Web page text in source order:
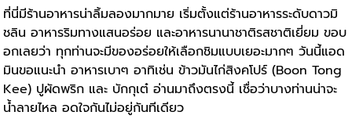
ที่นี่มีร้านอาหารน่าลิ้มลองมากมาย เริ่มตั้งแต่ร้านอาหารระดับดาวมิ
ชลิน อาหารริมทางแสนอร่อย และอาหารนานาชาติรสชาติเยี่ยม ขอบ
อกเลยว่า ทุกท่านจะมีของอร่อยให้เลือกชิมแบบเยอะมากๆ วันนี้แอด
มินขอแนะนำ อาหารเบาๆ อาทิเช่น ข้าวมันไก่สิงคโปร์ (Boon Tong
Kee) ปูผัดพริก และ บักกุเต๋ อ่านมาถึงตรงนี้ เชื่อว่าบางท่านน่าจะ
น้ำลายไหล อดใจกันไม่อยู่กันทีเดียว